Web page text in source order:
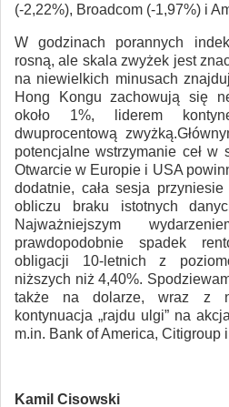
(-2,22%), Broadcom (-1,97%) i
W godzinach porannych
rosną, ale skala zwyżek jest
na niewielkich minusach
Hong Kongu zachowują się
około 1%, liderem
dwuprocentową
potencjalne wstrzymanie ceł w
Otwarcie w Europie i USA
dodatnie, cała sesja
obliczu braku istotnych
Najważniejszym
prawdopodobnie spadek
obligacji 10-letnich z
niższych niż 4,40%.
także na dolarze, wraz z
kontynuacja „rajdu ulgi” na
m.in. Bank of America, Citigroup
Kamil Cisowski